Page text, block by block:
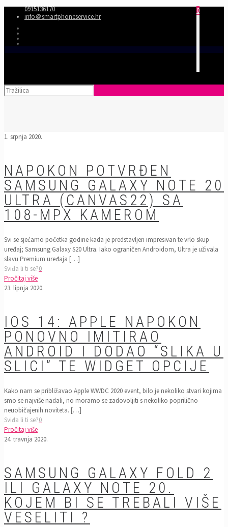
0915136170
info＠smartphoneservice.hr
0
1. srpnja 2020.
NAPOKON POTVRĐEN
SAMSUNG GALAXY NOTE 20
ULTRA (CANVAS22) SA
108-MPX KAMEROM
Svi se sjećamo početka godine kada je predstavljen impresivan te vrlo skup
uređaj; Samsung Galaxy S20 Ultra. Iako ograničen Androidom, Ultra je uživala
slavu Premium uređaja […]
Sviđa li ti se?0
Pročitaj više
23. lipnja 2020.
IOS 14: APPLE NAPOKON
PONOVNO IMITIRAO
ANDROID I DODAO “SLIKA U
SLICI” TE WIDGET OPCIJE
Kako nam se približavao Apple WWDC 2020 event, bilo je nekoliko stvari kojima
smo se najviše nadali, no moramo se zadovoljiti s nekoliko poprilično
neuobičajenih noviteta. […]
Sviđa li ti se?0
Pročitaj više
24. travnja 2020.
SAMSUNG GALAXY FOLD 2
ILI GALAXY NOTE 20.
KOJEM BI SE TREBALI VIŠE
VESELITI ?